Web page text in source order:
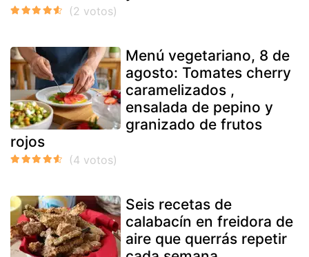
Menú vegetariano, 8 de
agosto: Tomates cherry
caramelizados ,
ensalada de pepino y
granizado de frutos
rojos
Seis recetas de
calabacín en freidora de
aire que querrás repetir